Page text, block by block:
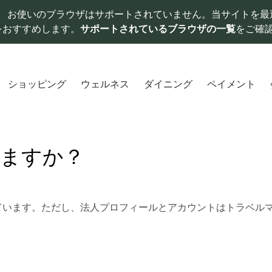
お使いのブラウザはサポートされていません。当サイトを
すすめします。 サポートされているブラウザの一覧をご確
ショッピング ウェルネス ダイニング ペイメント
すか？
ます。ただし、法人プロフィールとアカウントはトラベル